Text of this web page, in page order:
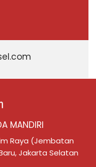
MANDIRI
Raya (Jembatan
Jakarta Selatan